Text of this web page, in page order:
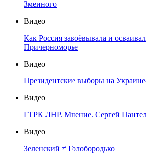
Змеиного
Видео
Как Россия завоёвывала и
Причерноморье
Видео
Президентские выборы на
Видео
ГТРК ЛНР. Мнение. Сергей
Видео
Зеленский ≠ Голобородько